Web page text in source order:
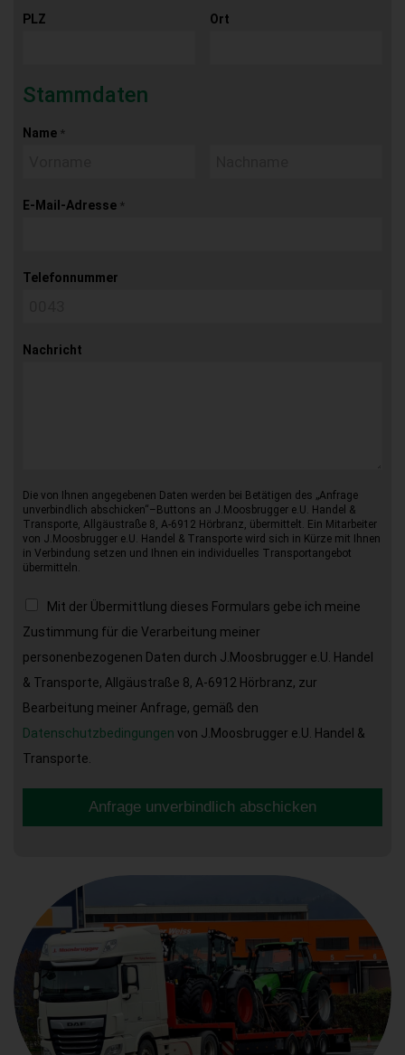
PLZ Ort
Stammdaten
Name *
E-Mail-Adresse *
Telefonnummer
Nachricht
Die von Ihnen angegebenen Daten werden bei Betätigen des „Anfrage
unverbindlich abschicken“–Buttons an J.Moosbrugger e.U. Handel &
Transporte, Allgäustraße 8, A-6912 Hörbranz, übermittelt. Ein Mitarbeiter
von J.Moosbrugger e.U. Handel & Transporte wird sich in Kürze mit Ihnen
in Verbindung setzen und Ihnen ein individuelles Transportangebot
übermitteln.
Mit der Übermittlung dieses Formulars gebe ich meine
Zustimmung für die Verarbeitung meiner
personenbezogenen Daten durch J.Moosbrugger e.U. Handel
& Transporte, Allgäustraße 8, A-6912 Hörbranz, zur
Bearbeitung meiner Anfrage, gemäß den
Datenschutzbedingungen von J.Moosbrugger e.U. Handel &
Transporte.
Anfrage unverbindlich abschicken